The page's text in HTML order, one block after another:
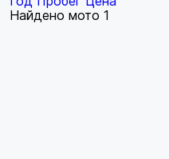
Найдено мото 1